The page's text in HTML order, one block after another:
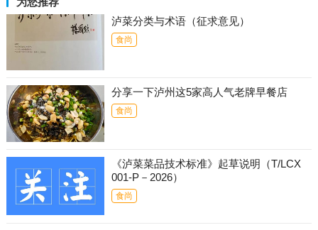
泸菜分类与术语（征求意见）
食尚
分享一下泸州这5家高人气老牌早餐店
食尚
《泸菜菜品技术标准》起草说明（T/LCX
001-P－2026）
食尚